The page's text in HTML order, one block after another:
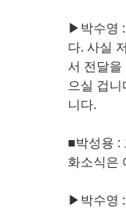
▶박수영 :
다. 사실
서 전달을
으실 겁니
니다.
■박성용 :
화소식은
▶박수영 :